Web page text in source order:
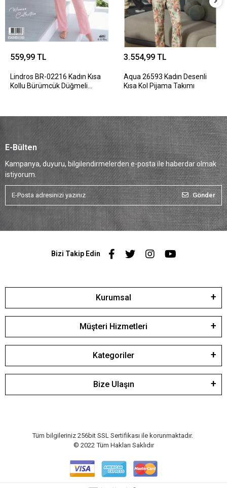
559,99 TL
Lindros BR-02216 Kadın Kısa
Kollu Bürümcük Düğmeli
3.554,99 TL
Aqua 26593 Kadın Desenli
Kısa Kol Pijama Takımı
E-Bülten
Kampanya, duyuru, bilgilendirmelerden e-posta ile haberdar olmak
istiyorum.
Gönder
Bizi Takip Edin
Kurumsal
Müşteri Hizmetleri
Kategoriler
Bize Ulaşın
Tüm bilgileriniz 256bit SSL Sertifikası ile korunmaktadır.
© 2022 Tüm Hakları Saklıdır